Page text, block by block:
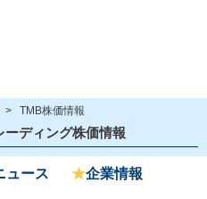
> TMB株価情報
ディング株価情報
ュース ★企業情報